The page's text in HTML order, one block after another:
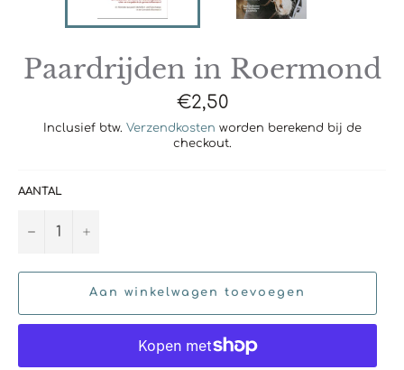
Paardrijden in Roermond
Normale
prijs
€2,50
Inclusief btw. Verzendkosten worden berekend bij de
checkout.
AANTAL
− +
Aan winkelwagen toevoegen